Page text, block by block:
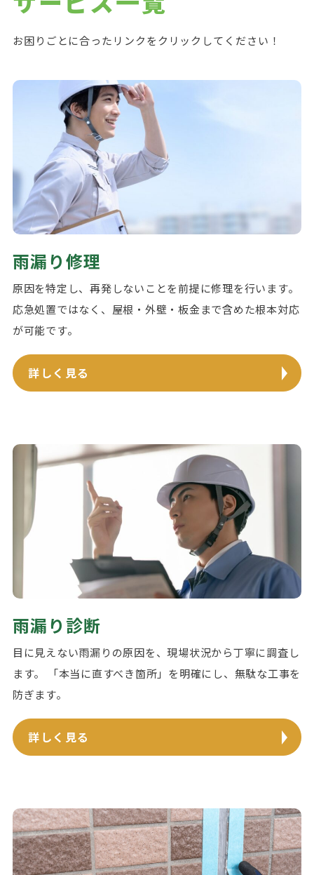
お困りごとに合ったリンクをクリックしてください！
雨漏り修理
原因を特定し、再発しないことを前提に修理を行います。
応急処置ではなく、屋根・外壁・板金まで含めた根本対応
が可能です。
詳しく見る
雨漏り診断
目に見えない雨漏りの原因を、現場状況から丁寧に調査し
ます。 「本当に直すべき箇所」を明確にし、無駄な工事を
防ぎます。
詳しく見る